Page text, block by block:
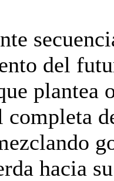
del
plantea
completa
hacia